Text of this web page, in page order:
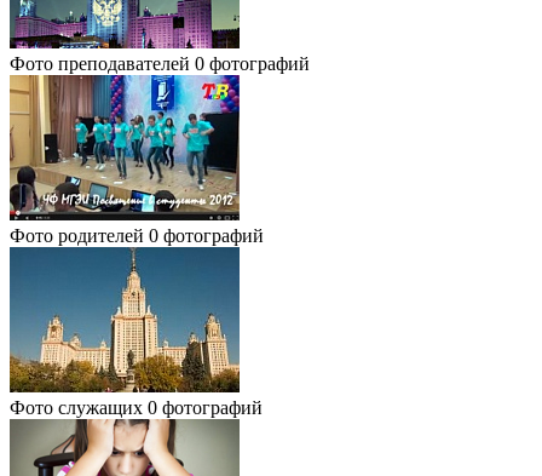
Фото преподавателей 0 фотографий
Фото родителей 0 фотографий
Фото служащих 0 фотографий